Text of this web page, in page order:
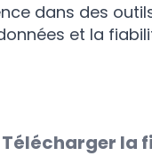
dans des
et la
Télécharger la